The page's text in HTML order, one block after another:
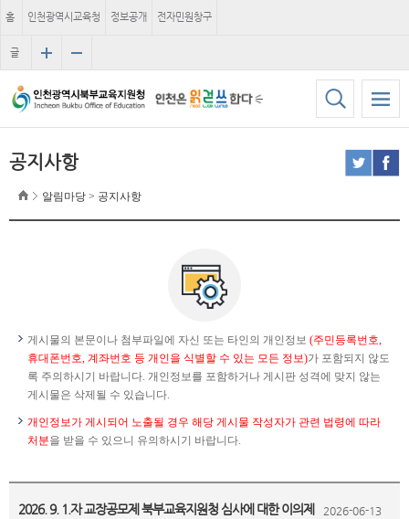
홈 인천광역시교육청 정보공개 전자민원창구
글
자
기
공지사항
알림마당 > 공지사항
게시물의 본문이나 첨부파일에 자신 또는 타인의 개인정보 (주민등록번호,
휴대폰번호, 계좌번호 등 개인을 식별할 수 있는 모든 정보)가 포함되지 않도
록 주의하시기 바랍니다. 개인정보를 포함하거나 게시판 성격에 맞지 않는
게시물은 삭제될 수 있습니다.
개인정보가 게시되어 노출될 경우 해당 게시물 작성자가 관련 법령에 따라
처분을 받을 수 있으니 유의하시기 바랍니다.
2026. 9. 1.자 교장공모제 북부교육지원청 심사에 대한 이의제
2026-06-13